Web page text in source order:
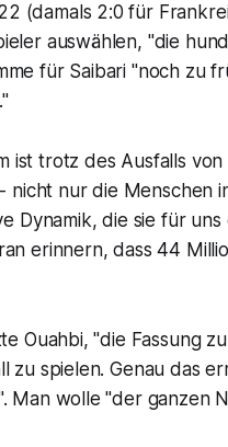
(damals 2:0 für
auswählen, "die
für Saibari "noch zu
ist trotz des Ausfalls von
nur die Menschen
Dynamik, die sie für
erinnern, dass 44
Ouahbi, "die Fassung
zu spielen. Genau das
Man wolle "der ganzen